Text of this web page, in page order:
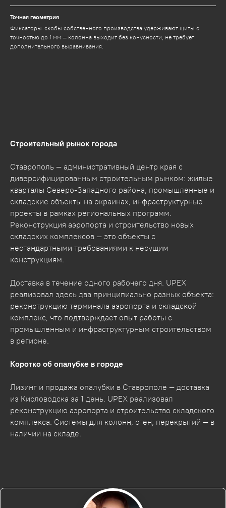
Точная геометрия
Фиксаторы-скобы собственного производства удерживают щиты с
точностью до 1 мм — колонна выходит без конусности, не требует
дополнительного выравнивания.
Строительный рынок города
Ставрополь — административный центр края с
диверсифицированным строительным рынком: жилые
кварталы Северо-Западного района, промышленные и
складские объекты на окраинах, инфраструктурные
проекты в рамках региональных программ.
Реконструкция аэропорта и строительство новых
складских комплексов — это объекты с
нестандартными требованиями к несущим
конструкциям.
Доставка в течение одного рабочего дня. UPEX
реализовал здесь два принципиально разных объекта:
реконструкцию терминала аэропорта и складской
комплекс, что подтверждает опыт работы с
промышленным и инфраструктурным строительством
в регионе.
Коротко об опалубке в городе
Лизинг и продажа опалубки в Ставрополе — доставка
из Кисловодска за 1 день. UPEX реализовал
реконструкцию аэропорта и строительство складского
комплекса. Системы для колонн, стен, перекрытий — в
наличии на складе.